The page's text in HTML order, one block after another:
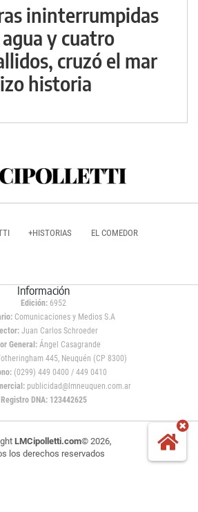
ininterrumpidas
y cuatro
cruzó el mar
historia
+HISTORIAS EL COMEDOR
Información
Edición: 6952
Comunicaciones y Medios S.A
Juan Carlos Schroeder
General:Ángel Casagrande
445, Neuquén (CP 8300)
(0299) 449 0400 / 449 0410
publicidad@lmneuquen.com.ar
Registro DNA: 123442625
LMCipolletti.com© 2026,
los derechos reservados